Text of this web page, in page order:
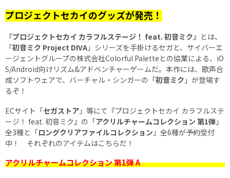
プロジェクトセカイのグッズが発売！
『プロジェクトセカイ カラフルステージ！ feat. 初音ミク』とは、
「初音ミク Project DIVA 」シリーズを手掛けるセガと、サイバーエ
ージェントグループの株式会社Colorful Paletteとの協業による、iO
S/Android向けリズム&アドベンチャーゲームだ。本作には、歌声合
成ソフトウェアで、バーチャル・シンガーの「初音ミク 」が登場す
るぞ！
ECサイト「セガストア 」等にて『プロジェクトセカイ カラフルステ
ージ！ feat. 初音ミク』の「アクリルチャームコレクション 第1弾 」
全3種と「ロングクリアファイルコレクション 」全6種が予約受付
中！ それぞれのアイテムはこちらだ！
アクリルチャームコレクション 第1弾 A